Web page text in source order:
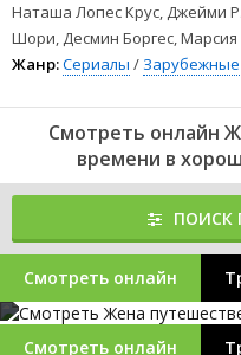
Наташа Лопес Крус, Джейми
Шори, Десмин Боргес,
Жанр:Сериалы / Зарубежные
Смотреть онлайн
времени в
ПОИСК
Смотреть онлайн
Смотреть онлайн